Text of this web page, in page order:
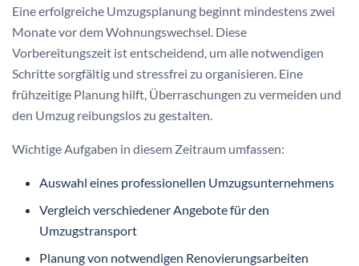
Eine erfolgreiche Umzugsplanung beginnt mindestens zwei
Monate vor dem Wohnungswechsel. Diese
Vorbereitungszeit ist entscheidend, um alle notwendigen
Schritte sorgfältig und stressfrei zu organisieren. Eine
frühzeitige Planung hilft, Überraschungen zu vermeiden und
den Umzug reibungslos zu gestalten.
Wichtige Aufgaben in diesem Zeitraum umfassen:
Auswahl eines professionellen Umzugsunternehmens
Vergleich verschiedener Angebote für den
Umzugstransport
Planung von notwendigen Renovierungsarbeiten